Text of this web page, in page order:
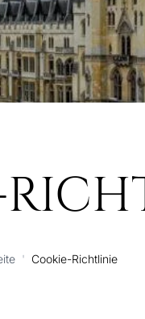
' Cookie-Richtlinie